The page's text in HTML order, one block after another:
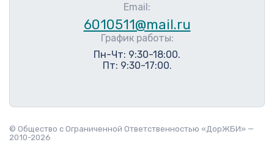
Email:
6010511@mail.ru
График работы:
Пн-Чт: 9:30-18:00.
Пт: 9:30-17:00.
© Общество с Ограниченной Ответственностью «ДорЖБИ» —
2010-2026